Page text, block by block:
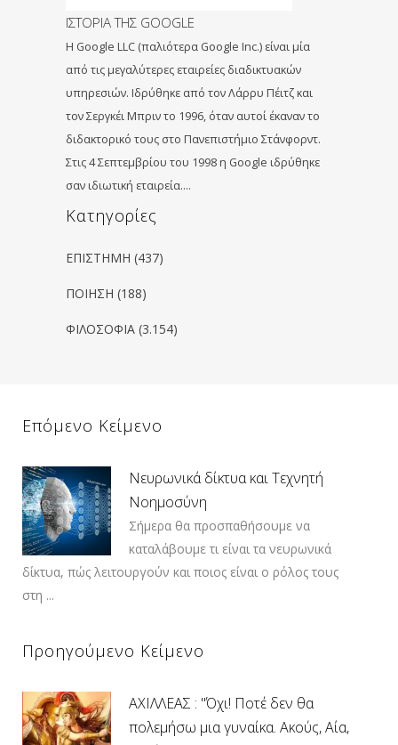
ΙΣΤΟΡΙΑ ΤΗΣ GOOGLE
H Google LLC (παλιότερα Google Inc.) είναι μία
από τις μεγαλύτερες εταιρείες διαδικτυακών
υπηρεσιών. Ιδρύθηκε από τον Λάρρυ Πέιτζ και
τον Σεργκέι Μπριν το 1996, όταν αυτοί έκαναν το
διδακτορικό τους στο Πανεπιστήμιο Στάνφορντ.
Στις 4 Σεπτεμβρίου του 1998 η Google ιδρύθηκε
σαν ιδιωτική εταιρεία….
Kατηγορίες
ΕΠΙΣΤΗΜΗ (437)
ΠΟΙΗΣΗ (188)
ΦΙΛΟΣΟΦΙΑ (3.154)
Επόμενο Κείμενο
Νευρωνικά δίκτυα και Τεχνητή
Νοημοσύνη
Σήμερα θα προσπαθήσουμε να
καταλάβουμε τι είναι τα νευρωνικά
δίκτυα, πώς λειτουργούν και ποιος είναι ο ρόλος τους
στη ...
Προηγούμενο Κείμενο
ΑΧΙΛΛΕΑΣ : "Όχι! Ποτέ δεν θα
πολεμήσω μια γυναίκα. Ακούς, Αία,